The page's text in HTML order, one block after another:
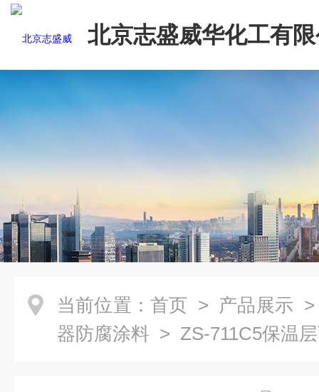
北京志盛威华化工有
当前位置： 首页 > 产品展示
器防腐涂料 > ZS-711C5保温